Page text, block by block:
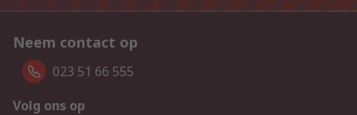
Neem contact op
023 51 66 555
Volg ons op